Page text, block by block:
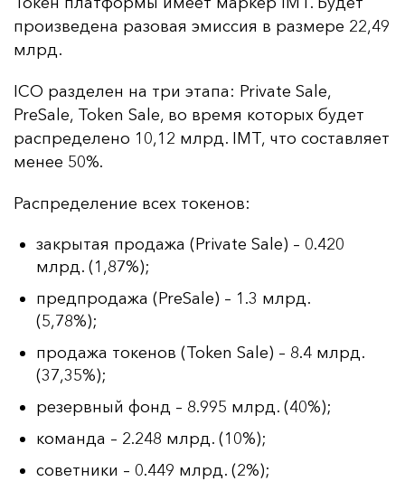
про­из­ве­де­на ра­зо­вая эмис­сия в раз­ме­ре 22,49
млрд.
ICO раз­де­лен на три эта­па: Private Sale,
PreSale, Token Sale, во вре­мя ко­то­рых бу­дет
рас­пре­де­ле­но 10,12 млрд. IMT, что сос­тав­ля­ет
ме­нее 50%.
Рас­пре­де­ле­ние всех то­ке­нов:
закрытая продажа (Private Sale) – 0.420
млрд. (1,87%);
предпродажа (PreSale) – 1.3 млрд.
(5,78%);
продажа токенов (Token Sale) – 8.4 млрд.
(37,35%);
резервный фонд – 8.995 млрд. (40%);
команда – 2.248 млрд. (10%);
советники – 0.449 млрд. (2%);